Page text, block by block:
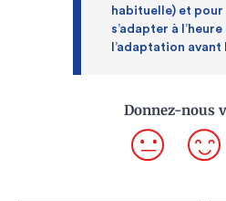
habituelle) et pour
s’adapter à
l’adaptation
Donnez-nous